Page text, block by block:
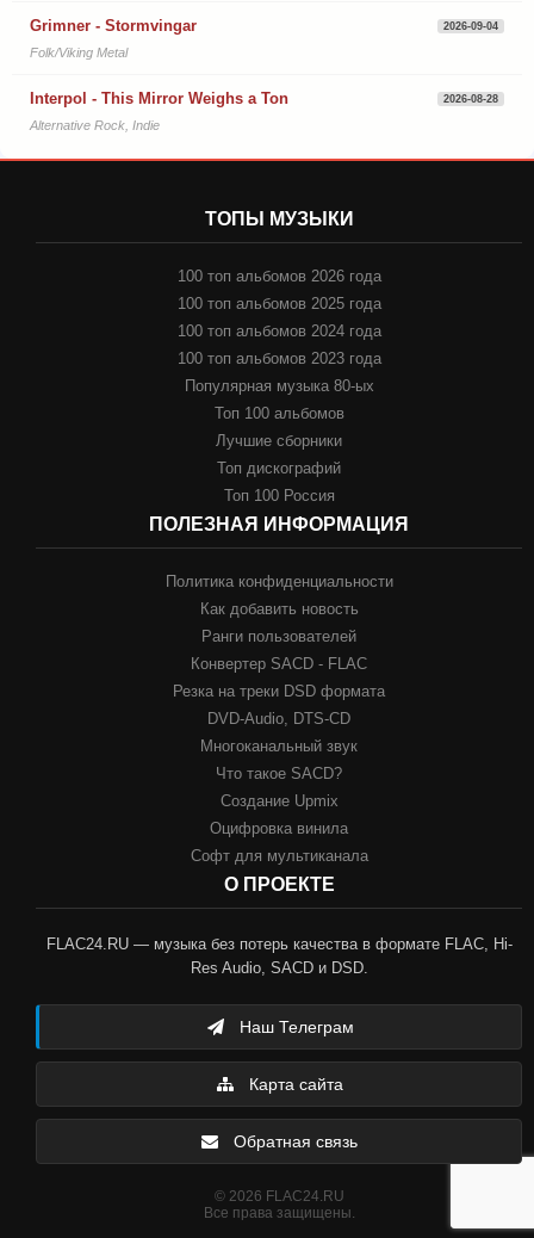
Grimner - Stormvingar 2026-09-04
Folk/Viking Metal
Interpol - This Mirror Weighs a Ton 2026-08-28
Alternative Rock, Indie
ТОПЫ МУЗЫКИ
100 топ альбомов 2026 года
100 топ альбомов 2025 года
100 топ альбомов 2024 года
100 топ альбомов 2023 года
Популярная музыка 80-ых
Топ 100 альбомов
Лучшие сборники
Топ дискографий
Топ 100 Россия
ПОЛЕЗНАЯ ИНФОРМАЦИЯ
Политика конфиденциальности
Как добавить новость
Ранги пользователей
Конвертер SACD - FLAC
Резка на треки DSD формата
DVD-Audio, DTS-CD
Многоканальный звук
Что такое SACD?
Создание Upmix
Оцифровка винила
Софт для мультиканала
О ПРОЕКТЕ
FLAC24.RU — музыка без потерь качества в формате FLAC, Hi-
Res Audio, SACD и DSD.
Наш Телеграм
Карта сайта
Обратная связь
© 2026 FLAC24.RU
Все права защищены.